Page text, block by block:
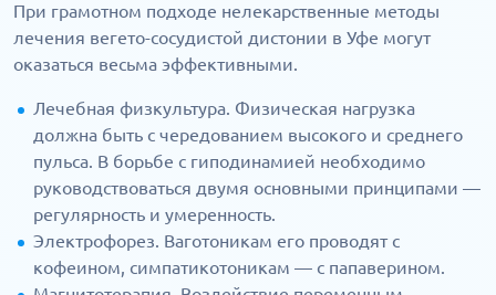
При грамотном подходе нелекарственные методы
лечения вегето-сосудистой дистонии в Уфе могут
оказаться весьма эффективными.
Лечебная физкультура. Физическая нагрузка
должна быть с чередованием высокого и среднего
пульса. В борьбе с гиподинамией необходимо
руководствоваться двумя основными принципами —
регулярность и умеренность.
Электрофорез. Ваготоникам его проводят с
кофеином, симпатикотоникам — с папаверином.